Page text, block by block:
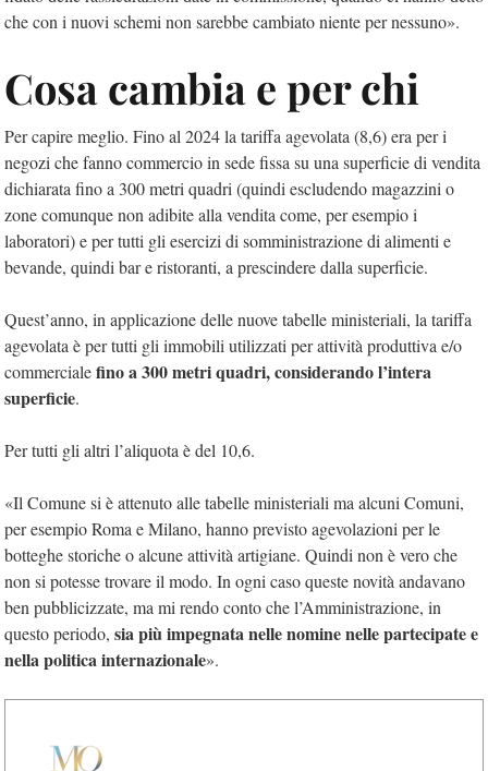
che con i nuovi schemi non sarebbe cambiato niente per nessuno».
Cosa cambia e per chi
Per capire meglio. Fino al 2024 la tariffa agevolata (8,6) era per i
negozi che fanno commercio in sede fissa su una superficie di vendita
dichiarata fino a 300 metri quadri (quindi escludendo magazzini o
zone comunque non adibite alla vendita come, per esempio i
laboratori) e per tutti gli esercizi di somministrazione di alimenti e
bevande, quindi bar e ristoranti, a prescindere dalla superficie.
Quest’anno, in applicazione delle nuove tabelle ministeriali, la tariffa
agevolata è per tutti gli immobili utilizzati per attività produttiva e/o
commercialefino a 300 metri quadri, considerando l’intera
superficie.
Per tutti gli altri l’aliquota è del 10,6.
«Il Comune si è attenuto alle tabelle ministeriali ma alcuni Comuni,
per esempio Roma e Milano, hanno previsto agevolazioni per le
botteghe storiche o alcune attività artigiane. Quindi non è vero che
non si potesse trovare il modo. In ogni caso queste novità andavano
ben pubblicizzate, ma mi rendo conto che l’Amministrazione, in
questo periodo, sia più impegnata nelle nomine nelle partecipate e
nella politica internazionale».